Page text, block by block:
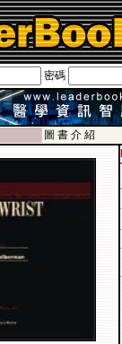
密碼
圖 書 介 紹